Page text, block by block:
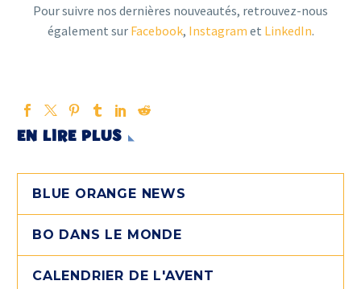
Pour suivre nos dernières nouveautés, retrouvez-nous
également sur Facebook, Instagram et LinkedIn.
EN LIRE PLUS
BLUE ORANGE NEWS
BO DANS LE MONDE
CALENDRIER DE L'AVENT